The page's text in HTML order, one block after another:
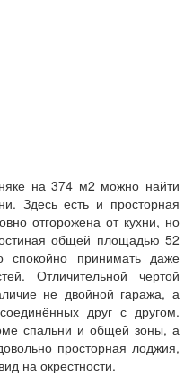
на 374 м2 можно найти
Здесь есть и просторная
отгорожена от кухни, но
общей площадью 52
спокойно принимать даже
Отличительной чертой
не двойной гаража, а
друг с другом.
спальни и общей зоны, а
просторная лоджия,
на окрестности.